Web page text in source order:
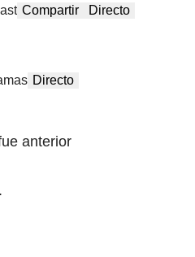
Compartir Directo
Directo
anterior